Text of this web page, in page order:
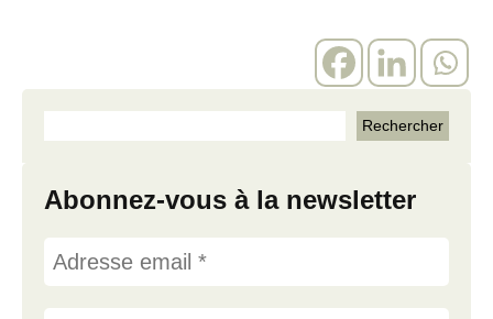
Abonnez-vous à la newsletter